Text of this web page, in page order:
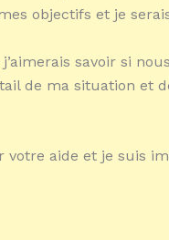
objectifs et je
savoir si
de ma situation et
votre aide et je suis